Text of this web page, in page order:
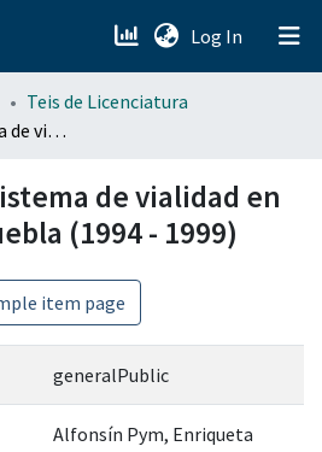
Log In (current)
Teis de Licenciatura
Evolución del sistema de vialidad en la Ciudad de Puebla (1994 - 1999)
de vialidad en
(1994 - 1999)
item page
generalPublic
Alfonsín Pym, Enriqueta